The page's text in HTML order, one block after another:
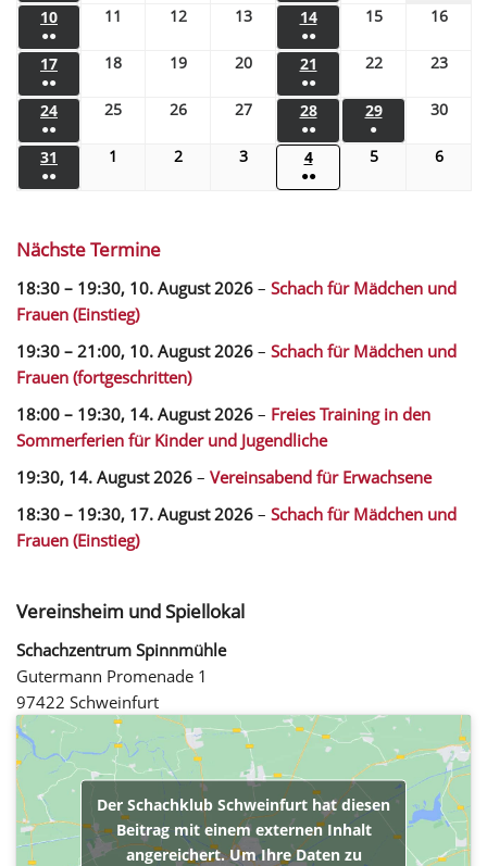
10
●●
11 12 13 14
●●
15 16
17
●●
18 19 20 21
●●
22 23
24
●●
25 26 27 28
●●
29
●
30
31
●●
1 2 3 4
●●
5 6
Nächste Termine
18:30 – 19:30, 10. August 2026 – Schach für Mädchen und
Frauen (Einstieg)
19:30 – 21:00, 10. August 2026 – Schach für Mädchen und
Frauen (fortgeschritten)
18:00 – 19:30, 14. August 2026 – Freies Training in den
Sommerferien für Kinder und Jugendliche
19:30, 14. August 2026 – Vereinsabend für Erwachsene
18:30 – 19:30, 17. August 2026 – Schach für Mädchen und
Frauen (Einstieg)
Vereinsheim und Spiellokal
Schachzentrum Spinnmühle
Gutermann Promenade 1
97422 Schweinfurt
Der Schachklub Schweinfurt hat diesen
Beitrag mit einem externen Inhalt
angereichert. Um Ihre Daten zu